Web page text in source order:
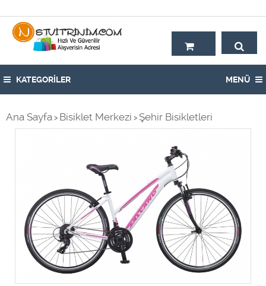
KATEGORİLER MENÜ
Ana Sayfa > Bisiklet Merkezi > Şehir Bisikletleri